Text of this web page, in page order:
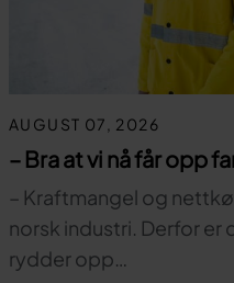
AUGUST 07, 2026
– Bra at vi nå får opp
– Kraftmangel og
norsk industri. Derfor er
rydder opp…